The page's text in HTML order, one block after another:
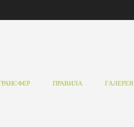
ПРАВИЛА ГАЛЕРЕЯ